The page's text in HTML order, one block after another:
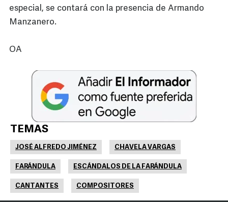
especial, se contará con la presencia de Armando
Manzanero.
OA
TEMAS
JOSÉ ALFREDO JIMÉNEZ CHAVELA VARGAS
FARÁNDULA ESCÁNDALOS DE LA FARÁNDULA
CANTANTES COMPOSITORES